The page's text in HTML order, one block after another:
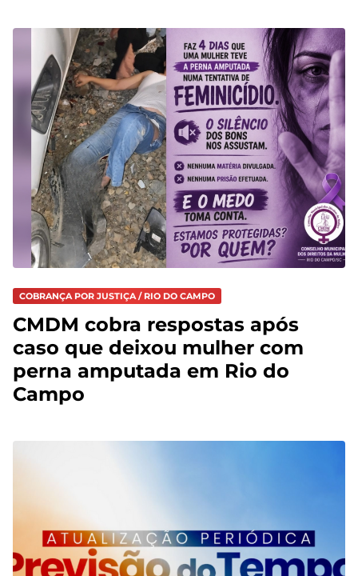
COBRANÇA POR JUSTIÇA / RIO DO CAMPO
CMDM cobra respostas após
caso que deixou mulher com
perna amputada em Rio do
Campo